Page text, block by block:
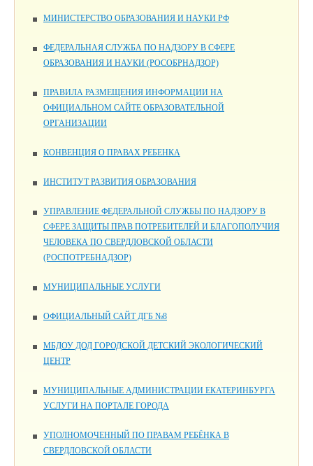
МИНИСТЕРСТВО ОБРАЗОВАНИЯ И НАУКИ РФ
ФЕДЕРАЛЬНАЯ СЛУЖБА ПО НАДЗОРУ В СФЕРЕ
ОБРАЗОВАНИЯ И НАУКИ (РОСОБРНАДЗОР)
ПРАВИЛА РАЗМЕЩЕНИЯ ИНФОРМАЦИИ НА
ОФИЦИАЛЬНОМ САЙТЕ ОБРАЗОВАТЕЛЬНОЙ
ОРГАНИЗАЦИИ
КОНВЕНЦИЯ О ПРАВАХ РЕБЕНКА
ИНСТИТУТ РАЗВИТИЯ ОБРАЗОВАНИЯ
УПРАВЛЕНИЕ ФЕДЕРАЛЬНОЙ СЛУЖБЫ ПО НАДЗОРУ В
СФЕРЕ ЗАЩИТЫ ПРАВ ПОТРЕБИТЕЛЕЙ И БЛАГОПОЛУЧИЯ
ЧЕЛОВЕКА ПО СВЕРДЛОВСКОЙ ОБЛАСТИ
(РОСПОТРЕБНАДЗОР)
МУНИЦИПАЛЬНЫЕ УСЛУГИ
ОФИЦИАЛЬНЫЙ САЙТ ДГБ №8
МБДОУ ДОД ГОРОДСКОЙ ДЕТСКИЙ ЭКОЛОГИЧЕСКИЙ
ЦЕНТР
МУНИЦИПАЛЬНЫЕ АДМИНИСТРАЦИИ ЕКАТЕРИНБУРГА
УСЛУГИ НА ПОРТАЛЕ ГОРОДА
УПОЛНОМОЧЕННЫЙ ПО ПРАВАМ РЕБЁНКА В
СВЕРДЛОВСКОЙ ОБЛАСТИ